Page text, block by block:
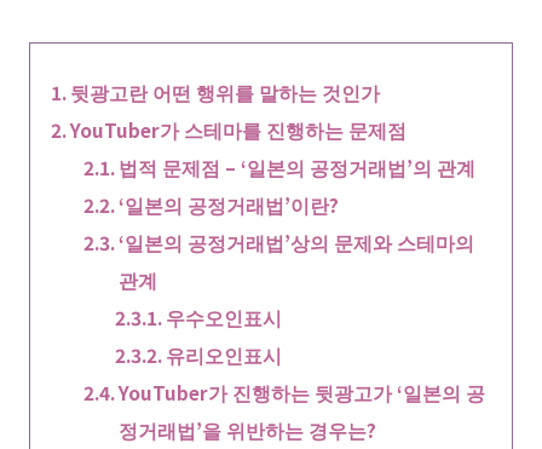
뒷광고란 어떤 행위를 말하는 것인가
YouTuber가 스테마를 진행하는 문제점
법적 문제점 – ‘일본의 공정거래법’의 관계
‘일본의 공정거래법’이란?
‘일본의 공정거래법’상의 문제와 스테마의
관계
우수오인표시
유리오인표시
YouTuber가 진행하는 뒷광고가 ‘일본의 공
정거래법’을 위반하는 경우는?